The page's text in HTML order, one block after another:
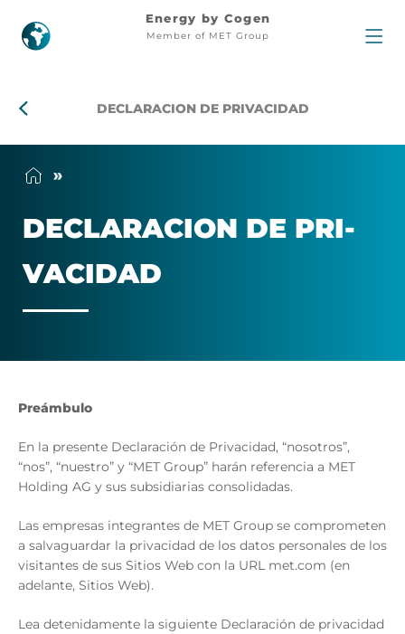
Declaracion
privacidad
Energy by Cogen
Member of MET Group
DECLARACION DE PRIVACIDAD
DE­CLA­RA­CION DE PRI­
VA­CI­DAD
Preámbulo
En la presente Declaración de Privacidad, “nosotros”,
“nos”, “nuestro” y “MET Group” harán referencia a MET
Holding AG y sus subsidiarias consolidadas.
Las empresas integrantes de MET Group se comprometen
a salvaguardar la privacidad de los datos personales de los
visitantes de sus Sitios Web con la URL met.com (en
adelante, Sitios Web).
Lea detenidamente la siguiente Declaración de privacidad